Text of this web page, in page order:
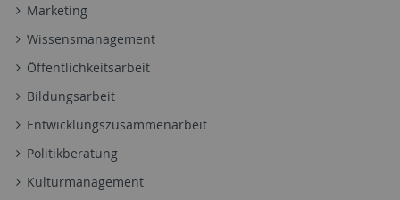
Marketing
Wissensmanagement
Öffentlichkeitsarbeit
Bildungsarbeit
Entwicklungszusammenarbeit
Politikberatung
Kulturmanagement